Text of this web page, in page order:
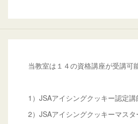
当教室は１４の資格講座が受講可
1）JSAアイシングクッキー認定講
2）JSAアイシングクッキーマス